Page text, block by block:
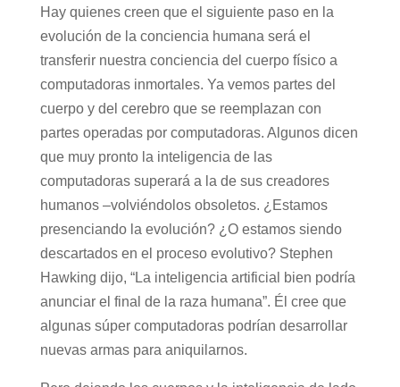
Hay quienes creen que el siguiente paso en la
evolución de la conciencia humana será el
transferir nuestra conciencia del cuerpo físico a
computadoras inmortales. Ya vemos partes del
cuerpo y del cerebro que se reemplazan con
partes operadas por computadoras. Algunos dicen
que muy pronto la inteligencia de las
computadoras superará a la de sus creadores
humanos –volviéndolos obsoletos. ¿Estamos
presenciando la evolución? ¿O estamos siendo
descartados en el proceso evolutivo? Stephen
Hawking dijo, “La inteligencia artificial bien podría
anunciar el final de la raza humana”. Él cree que
algunas súper computadoras podrían desarrollar
nuevas armas para aniquilarnos.